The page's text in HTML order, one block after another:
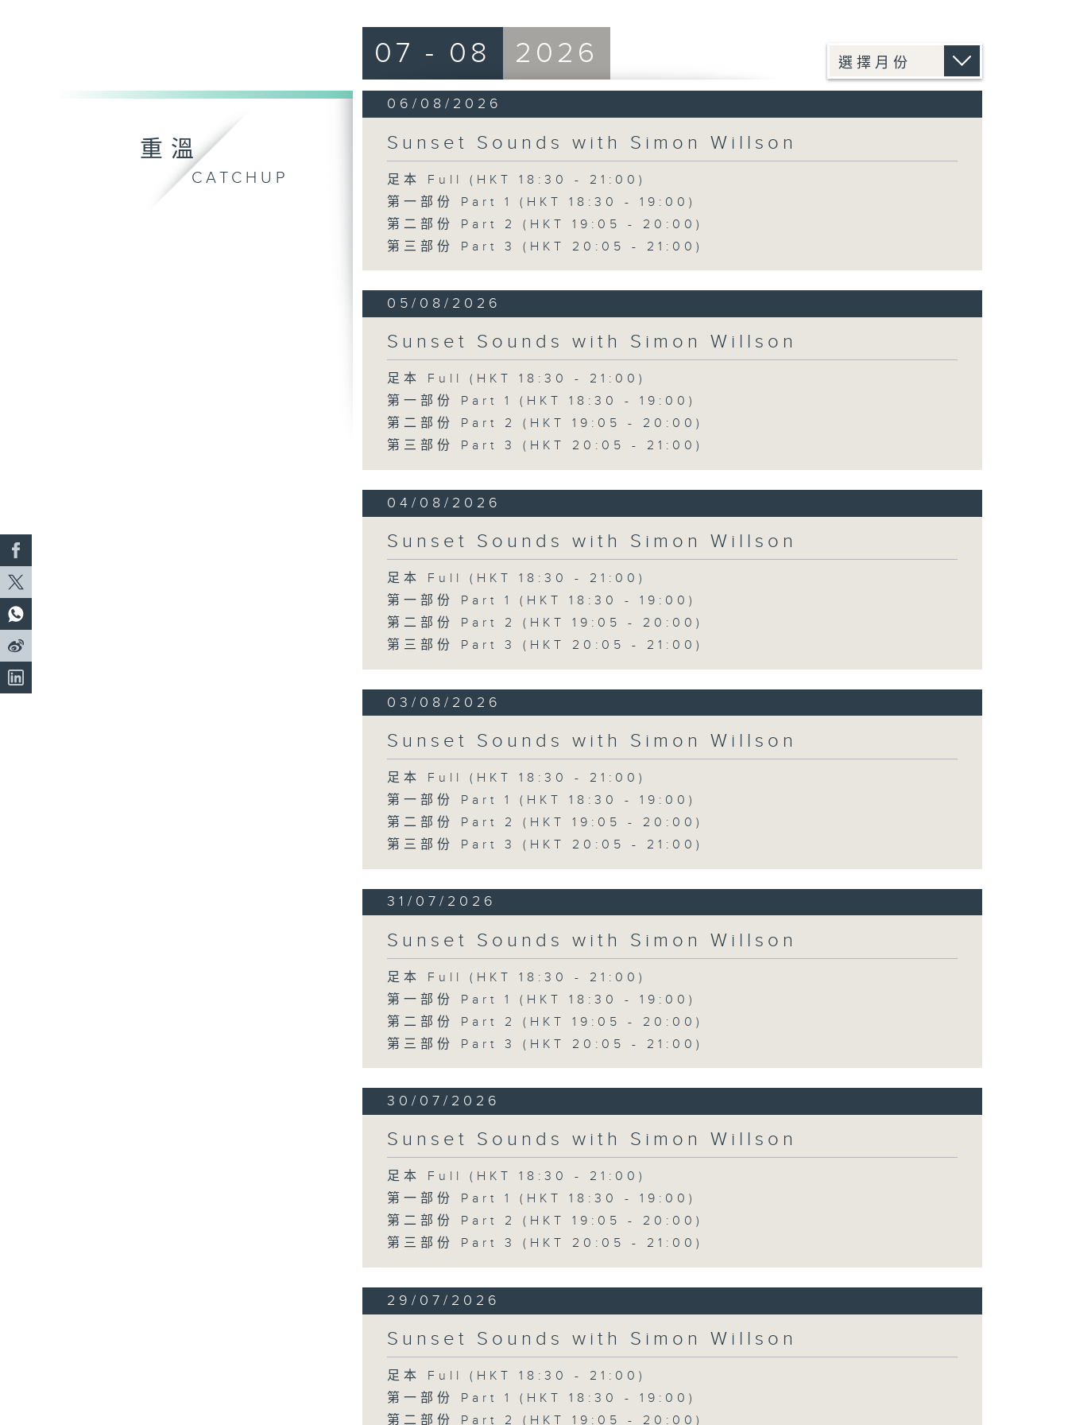
重溫
CATCHUP
07 - 08 2026
06/08/2026
Sunset Sounds with Simon Willson
足本 Full (HKT 18:30 - 21:00)
第一部份 Part 1 (HKT 18:30 - 19:00)
第二部份 Part 2 (HKT 19:05 - 20:00)
第三部份 Part 3 (HKT 20:05 - 21:00)
05/08/2026
Sunset Sounds with Simon Willson
足本 Full (HKT 18:30 - 21:00)
第一部份 Part 1 (HKT 18:30 - 19:00)
第二部份 Part 2 (HKT 19:05 - 20:00)
第三部份 Part 3 (HKT 20:05 - 21:00)
04/08/2026
Sunset Sounds with Simon Willson
足本 Full (HKT 18:30 - 21:00)
第一部份 Part 1 (HKT 18:30 - 19:00)
第二部份 Part 2 (HKT 19:05 - 20:00)
第三部份 Part 3 (HKT 20:05 - 21:00)
03/08/2026
Sunset Sounds with Simon Willson
足本 Full (HKT 18:30 - 21:00)
第一部份 Part 1 (HKT 18:30 - 19:00)
第二部份 Part 2 (HKT 19:05 - 20:00)
第三部份 Part 3 (HKT 20:05 - 21:00)
31/07/2026
Sunset Sounds with Simon Willson
足本 Full (HKT 18:30 - 21:00)
第一部份 Part 1 (HKT 18:30 - 19:00)
第二部份 Part 2 (HKT 19:05 - 20:00)
第三部份 Part 3 (HKT 20:05 - 21:00)
30/07/2026
Sunset Sounds with Simon Willson
足本 Full (HKT 18:30 - 21:00)
第一部份 Part 1 (HKT 18:30 - 19:00)
第二部份 Part 2 (HKT 19:05 - 20:00)
第三部份 Part 3 (HKT 20:05 - 21:00)
29/07/2026
Sunset Sounds with Simon Willson
足本 Full (HKT 18:30 - 21:00)
第一部份 Part 1 (HKT 18:30 - 19:00)
第二部份 Part 2 (HKT 19:05 - 20:00)